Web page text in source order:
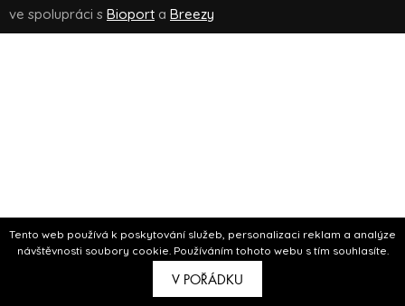
Tento web používá k poskytování služeb, personalizaci reklam a analýze
návštěvnosti soubory cookie. Používáním tohoto webu s tím souhlasíte.
V POŘÁDKU
ve spolupráci s Bioport a Breezy